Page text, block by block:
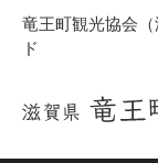
竜王町観光協会
ド